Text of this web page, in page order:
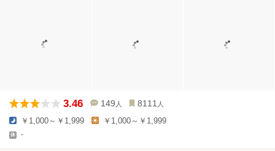
3.46 149 人 8111 人
￥1,000～￥1,999 ￥1,000～￥1,999
-